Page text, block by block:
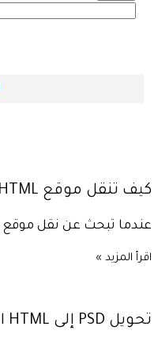
كيف تنقل موقع HTML إلى WordPress؟
عندما تبحث عن نقل موقع HTML إلى WordPress فأنت لا
اقرأ المزيد »
تحويل PSD إلى HTML احترافي